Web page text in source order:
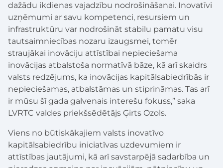
dažādu ikdienas vajadzību nodrošināšanai. Inovatīvi
uzņēmumi ar savu kompetenci, resursiem un
infrastruktūru var nodrošināt stabilu pamatu visu
tautsaimniecības nozaru izaugsmei, tomēr
straujākai inovāciju attīstībai nepieciešama
inovācijas atbalstoša normatīvā bāze, kā arī skaidrs
valsts redzējums, ka inovācijas kapitālsabiedrībās ir
nepieciešamas, atbalstāmas un stiprināmas. Tas arī
ir mūsu šī gada galvenais interešu fokuss,” saka
LVRTC valdes priekšsēdētājs Ģirts Ozols.
Viens no būtiskākajiem valsts inovatīvo
kapitālsabiedrību iniciatīvas uzdevumiem ir
attīstības jautājumi, kā arī savstarpējā sadarbība un